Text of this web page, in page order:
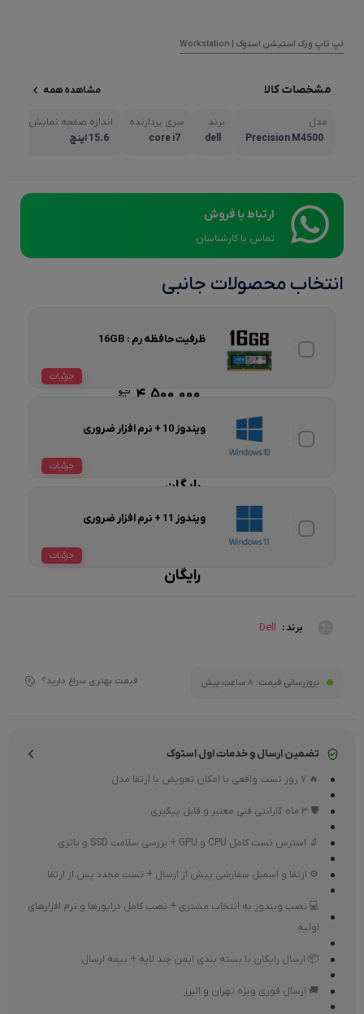
لپ تاپ ورک استیشن استوک | Workstation
مشخصات کالا مشاهده همه
مدل
Precision M4500
برند
dell
سری پردازنده
core i7
اندازه صفحه نمایش
15.6 اينچ
ارتباط با فروش
تماس با کارشناسان
انتخاب محصولات جانبی
ظرفیت حافظه رم : 16GB
4,500,000
جزئیات
ویندوز 10 + نرم افزار ضروری
رایگان
جزئیات
ویندوز 11 + نرم افزار ضروری
رایگان
جزئیات
برند : Dell
بروزرسانی قیمت: 8 ساعت پیش قیمت بهتری سراغ دارید؟
تضمین ارسال و خدمات اول استوک
🔥 7 روز تست واقعی با امکان تعویض یا ارتقا مدل
🛡 3 ماه گارانتی فنی معتبر و قابل پیگیری
🔬 استرس تست کامل CPU و GPU + بررسی سلامت SSD و باتری
⚙ ارتقا و اسمبل سفارشی پیش از ارسال + تست مجدد پس از ارتقا
💻 نصب ویندوز به انتخاب مشتری + نصب کامل درایورها و نرم افزارهای
اولیه
📦 ارسال رایگان با بسته بندی ایمن چند لایه + بیمه ارسال
🚚 ارسال فوری ویژه تهران و البرز